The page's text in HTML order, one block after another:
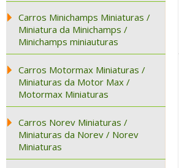
Carros Minichamps Miniaturas /
Miniatura da Minichamps /
Minichamps miniauturas
Carros Motormax Miniaturas /
Miniaturas da Motor Max /
Motormax Miniaturas
Carros Norev Miniaturas /
Miniaturas da Norev / Norev
Miniaturas